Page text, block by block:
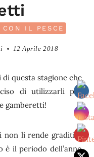
CON IL PESCE
12 Aprile 2018
questa stagione che
di utilizzarli per
gamberetti!
non li rende graditi a
il periodo dell’anno